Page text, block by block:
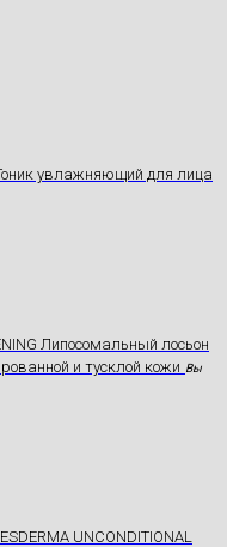
увлажняющий для лица
Липосомальный лосьон
и тусклой кожи Вы
UNCONDITIONAL